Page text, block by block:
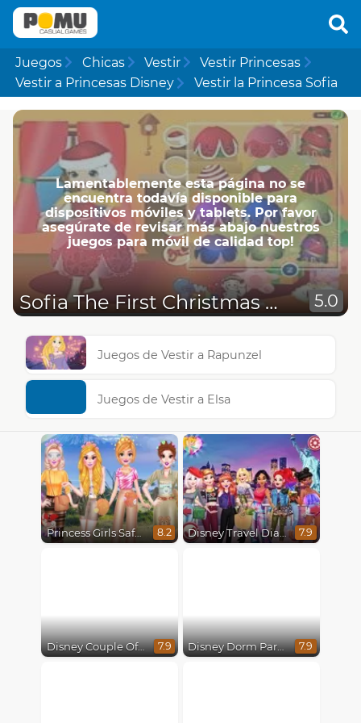
Juegos Chicas Vestir
Vestir Princesas
Vestir a Princesas Disney
Vestir la Princesa Sofia
Lamentablemente esta página no se
encuentra todavía disponible para
dispositivos móviles y tablets. Por favor
asegúrate de revisar más abajo nuestros
juegos para móvil de calidad top!
Sofia The First Christmas Dress Up 5.0
Juegos de Vestir a Rapunzel
Juegos de Vestir a Elsa
Princess Girls Safari Trip 8.2 Disney Travel Diaries: City Break 7.9
Disney Couple Of The Year 7.9 Disney Dorm Party 7.9